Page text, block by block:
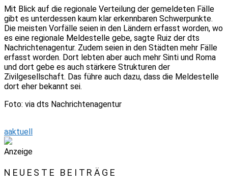
Mit Blick auf die regionale Verteilung der gemeldeten Fälle
gibt es unterdessen kaum klar erkennbaren Schwerpunkte.
Die meisten Vorfälle seien in den Ländern erfasst worden, wo
es eine regionale Meldestelle gebe, sagte Ruiz der dts
Nachrichtenagentur. Zudem seien in den Städten mehr Fälle
erfasst worden. Dort lebten aber auch mehr Sinti und Roma
und dort gebe es auch stärkere Strukturen der
Zivilgesellschaft. Das führe auch dazu, dass die Meldestelle
dort eher bekannt sei.
Foto: via dts Nachrichtenagentur
aaktuell
Anzeige
NEUESTE BEITRÄGE